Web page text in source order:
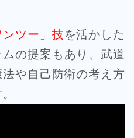
ンツー」技を活かした
の提案もあり、武道
や自己防衛の考え方